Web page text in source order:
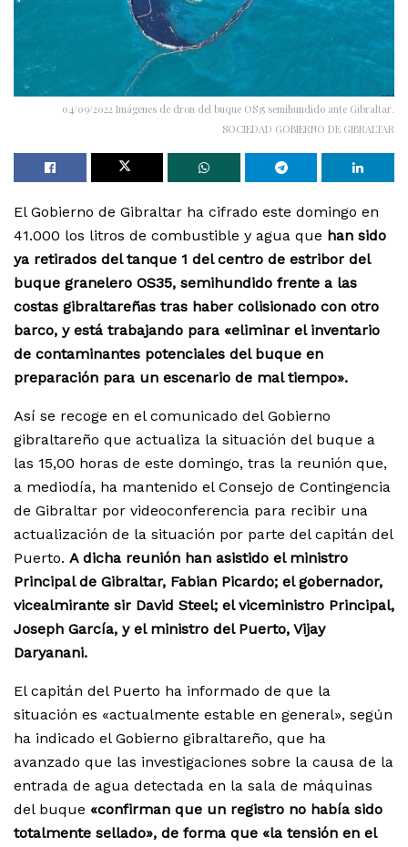
04/09/2022 Imágenes de dron del buque OS35 semihundido ante Gibraltar.
SOCIEDAD GOBIERNO DE GIBRALTAR
El Gobierno de Gibraltar ha cifrado este domingo en
41.000 los litros de combustible y agua que han sido
ya retirados del tanque 1 del centro de estribor del
buque granelero OS35, semihundido frente a las
costas gibraltareñas tras haber colisionado con otro
barco, y está trabajando para «eliminar el inventario
de contaminantes potenciales del buque en
preparación para un escenario de mal tiempo».
Así se recoge en el comunicado del Gobierno
gibraltareño que actualiza la situación del buque a
las 15,00 horas de este domingo, tras la reunión que,
a mediodía, ha mantenido el Consejo de Contingencia
de Gibraltar por videoconferencia para recibir una
actualización de la situación por parte del capitán del
Puerto. A dicha reunión han asistido el ministro
Principal de Gibraltar, Fabian Picardo; el gobernador,
vicealmirante sir David Steel; el viceministro Principal,
Joseph García, y el ministro del Puerto, Vijay
Daryanani.
El capitán del Puerto ha informado de que la
situación es «actualmente estable en general», según
ha indicado el Gobierno gibraltareño, que ha
avanzado que las investigaciones sobre la causa de la
entrada de agua detectada en la sala de máquinas
del buque «confirman que un registro no había sido
totalmente sellado», de forma que «la tensión en el